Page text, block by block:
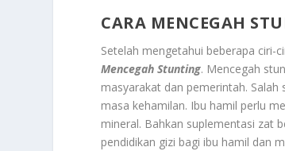
CARA MENCEGAH
Setelah mengetahui beberapa ciri-
Mencegah Stunting. Mencegah
masyarakat dan pemerintah.
masa kehamilan. Ibu hamil perlu
mineral. Bahkan suplementasi zat
pendidikan gizi bagi ibu hamil dan